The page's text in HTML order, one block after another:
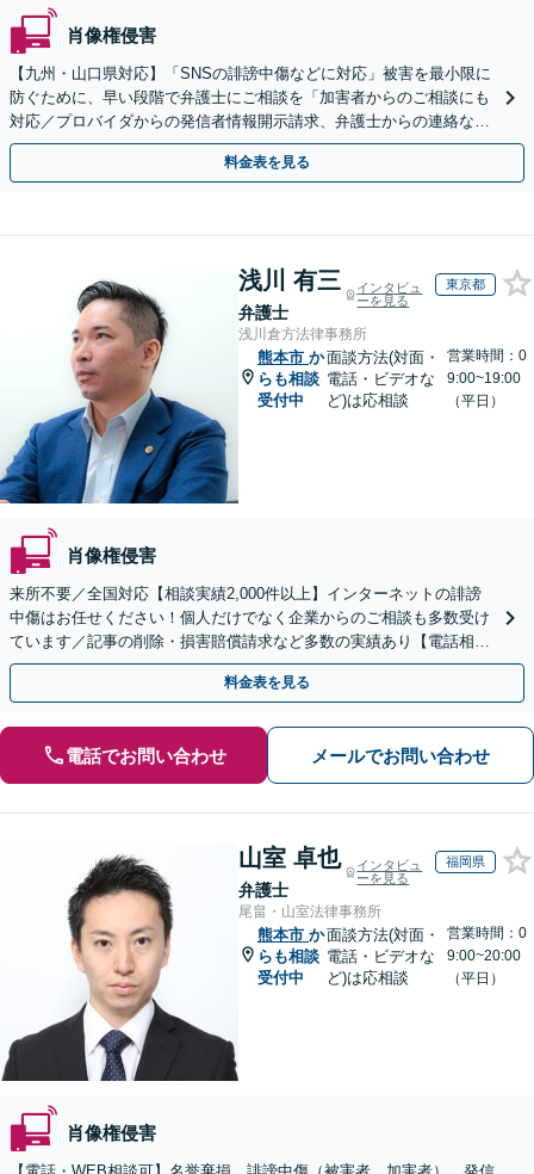
肖像権侵害
【九州・山口県対応】「SNSの誹謗中傷などに対応」被害を最小限に
防ぐために、早い段階で弁護士にご相談を「加害者からのご相談にも
対応／プロバイダからの発信者情報開示請求、弁護士からの連絡な
ど」法人の風評被害対策にも対応【休日・夜間相談可】
料金表を見る
浅川 有三
弁護士
インタビュ
ーを見る
東京都
浅川倉方法律事務所
熊本市 か
らも相談
受付中
面談方法(対面・
電話・ビデオな
ど)は応相談
営業時間：0
9:00~19:00
（平日）
肖像権侵害
来所不要／全国対応【相談実績2,000件以上】インターネットの誹謗
中傷はお任せください！個人だけでなく企業からのご相談も多数受け
ています／記事の削除・損害賠償請求など多数の実績あり【電話相談
可】【初回相談無料】【夜間休日面談可】
料金表を見る
電話でお問い合わせ メールでお問い合わせ
山室 卓也
弁護士
インタビュ
ーを見る
福岡県
尾畠・山室法律事務所
熊本市 か
らも相談
受付中
面談方法(対面・
電話・ビデオな
ど)は応相談
営業時間：0
9:00~20:00
（平日）
肖像権侵害